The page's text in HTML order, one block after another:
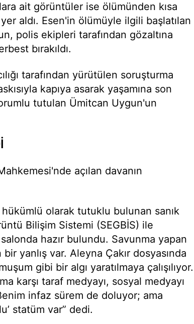
ait görüntüler ise ölümünden kısa
aldı. Esen'in ölümüyle ilgili başlatılan
polis ekipleri tarafından gözaltına
bırakıldı.
tarafından yürütülen soruşturma
kapıya asarak yaşamına son
tutulan Ümitcan Uygun'un
açılan davanın
olarak tutuklu bulunan sanık
Bilişim Sistemi (SEGBİS) ile
hazır bulundu. Savunma yapan
yanlış var. Aleyna Çakır dosyasında
gibi bir algı yaratılmaya çalışılıyor.
karşı taraf medyayı, sosyal medyayı
infaz sürem de doluyor; ama
statüm var” dedi.